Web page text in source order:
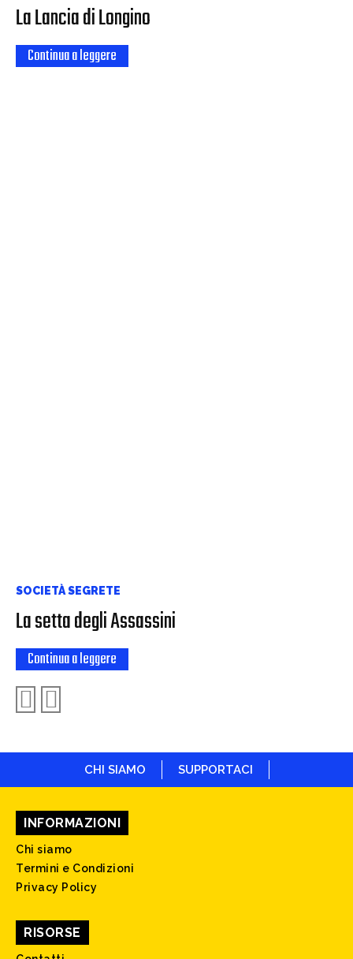
La Lancia di Longino
Continua a leggere
SOCIETÀ SEGRETE
La setta degli Assassini
Continua a leggere
CHI SIAMO SUPPORTACI
INFORMAZIONI
Chi siamo
Termini e Condizioni
Privacy Policy
RISORSE